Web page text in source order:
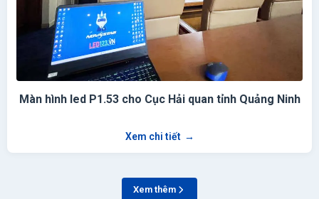
Màn hình led P1.53 cho Cục Hải quan tỉnh Quảng Ninh
Xem chi tiết →
Xem thêm